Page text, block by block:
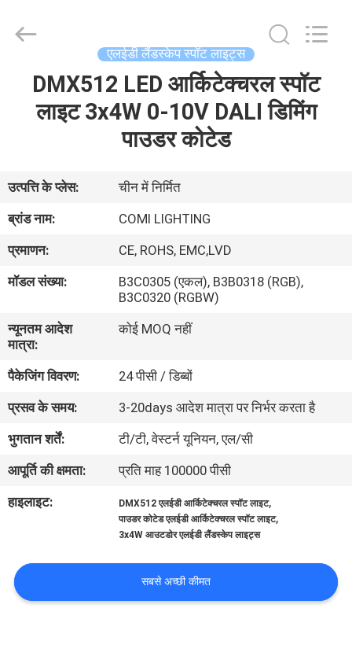
हमारे
बारे
में
कारखाना
भ्रमण
गुणवत्ता
नियंत्रण
संपर्क
करें
मामलों
LIGHTING
LIMITED.
Reserved.
एलईडी लैंडस्केप स्पॉट लाइट्स
DMX512 LED आर्किटेक्चरल स्पॉट
लाइट 3x4W 0-10V DALI डिमिंग
पाउडर कोटेड
उत्पत्ति के प्लेस:
चीन में निर्मित
ब्रांड नाम:
COMI LIGHTING
प्रमाणन:
CE, ROHS, EMC,LVD
मॉडल संख्या:
B3C0305 (एकल), B3B0318 (RGB),
B3C0320 (RGBW)
न्यूनतम आदेश
मात्रा:
कोई MOQ नहीं
पैकेजिंग विवरण:
24 पीसी / डिब्बों
प्रसव के समय:
3-20days आदेश मात्रा पर निर्भर करता है
भुगतान शर्तें:
टी/टी, वेस्टर्न यूनियन, एल/सी
आपूर्ति की क्षमता:
प्रति माह 100000 पीसी
हाइलाइट:
DMX512 एलईडी आर्किटेक्चरल स्पॉट लाइट,
पाउडर कोटेड एलईडी आर्किटेक्चरल स्पॉट लाइट,
3x4W आउटडोर एलईडी लैंडस्केप लाइट्स
सबसे अच्छी कीमत